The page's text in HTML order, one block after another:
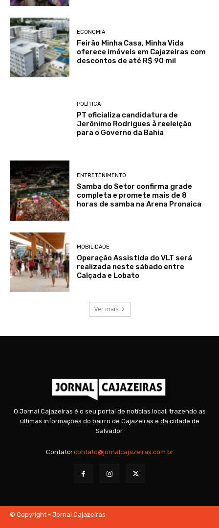
ECONOMIA
Feirão Minha Casa, Minha Vida
oferece imóveis em Cajazeiras com
descontos de até R$ 90 mil
POLÍTICA
PT oficializa candidatura de
Jerônimo Rodrigues à reeleição
para o Governo da Bahia
ENTRETENIMENTO
Samba do Setor confirma grade
completa e promete mais de 8
horas de samba na Arena Pronaica
MOBILIDADE
Operação Assistida do VLT será
realizada neste sábado entre
Calçada e Lobato
Ver mais
O Jornal Cajazeiras é o seu portal de notícias local, trazendo as
últimas informações do bairro de Cajazeiras e da cidade de
Salvador.
Contato: contato@jornalcajazeiras.com.br
© Copyright - Jornal Cajazeiras